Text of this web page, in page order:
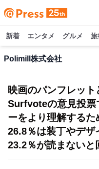
新着 エンタメ グルメ 旅
Polimill株式会社
映画のパンフレット
Surfvoteの意見投票
ーをより理解する
26.8％は装丁やデザ
23.2％が読まないと